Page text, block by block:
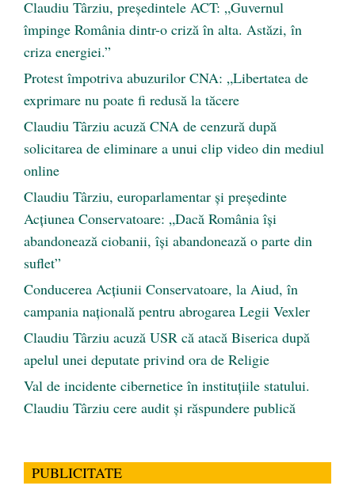
Claudiu Târziu, președintele ACT: „Guvernul
împinge România dintr-o criză în alta. Astăzi, în
criza energiei.”
Protest împotriva abuzurilor CNA: „Libertatea de
exprimare nu poate fi redusă la tăcere
Claudiu Târziu acuză CNA de cenzură după
solicitarea de eliminare a unui clip video din mediul
online
Claudiu Târziu, europarlamentar și președinte
Acțiunea Conservatoare: „Dacă România își
abandonează ciobanii, își abandonează o parte din
suflet”
Conducerea Acțiunii Conservatoare, la Aiud, în
campania națională pentru abrogarea Legii Vexler
Claudiu Târziu acuză USR că atacă Biserica după
apelul unei deputate privind ora de Religie
Val de incidente cibernetice în instituțiile statului.
Claudiu Târziu cere audit și răspundere publică
PUBLICITATE